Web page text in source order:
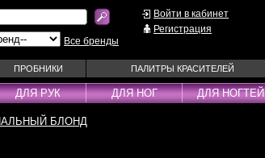
Все бренды
Войти в кабинет
Регистрация
ПРОБНИКИ ПАЛИТРЫ КРАСИТЕЛЕЙ
ДЛЯ РУК ДЛЯ НОГ ДЛЯ НОГТЕЙ
БЛОНД